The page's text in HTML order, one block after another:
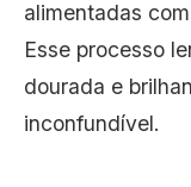
alimentadas
Esse processo
dourada e
inconfundível.